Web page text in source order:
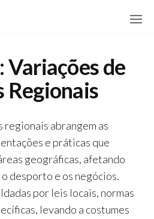
Variações de
Regionais
regionais abrangem as
e práticas que
geográficas, afetando
desporto e os negócios.
por leis locais, normas
levando a costumes